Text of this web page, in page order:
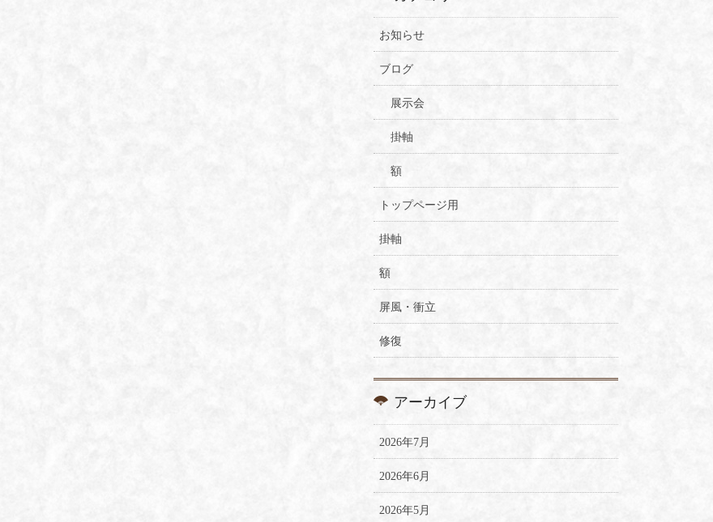
お知らせ
ブログ
展示会
掛軸
額
トップページ用
掛軸
額
屏風・衝立
修復
アーカイブ
2026年7月
2026年6月
2026年5月